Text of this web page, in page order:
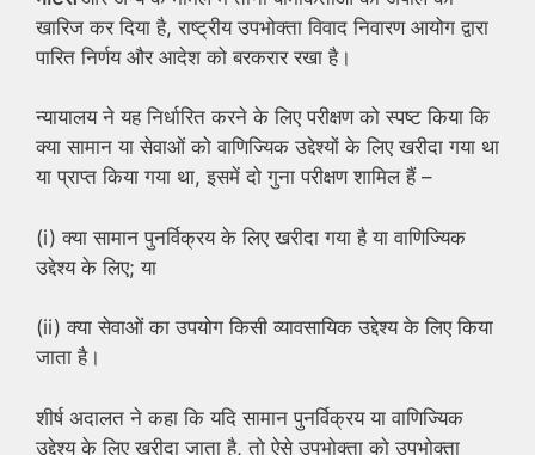
खारिज कर दिया है, राष्ट्रीय उपभोक्ता विवाद निवारण आयोग द्वारा
पारित निर्णय और आदेश को बरकरार रखा है।
न्यायालय ने यह निर्धारित करने के लिए परीक्षण को स्पष्ट किया कि
क्या सामान या सेवाओं को वाणिज्यिक उद्देश्यों के लिए खरीदा गया था
या प्राप्त किया गया था, इसमें दो गुना परीक्षण शामिल हैं –
(i) क्या सामान पुनर्विक्रय के लिए खरीदा गया है या वाणिज्यिक
उद्देश्य के लिए; या
(ii) क्या सेवाओं का उपयोग किसी व्यावसायिक उद्देश्य के लिए किया
जाता है।
शीर्ष अदालत ने कहा कि यदि सामान पुनर्विक्रय या वाणिज्यिक
उद्देश्य के लिए खरीदा जाता है, तो ऐसे उपभोक्ता को उपभोक्ता